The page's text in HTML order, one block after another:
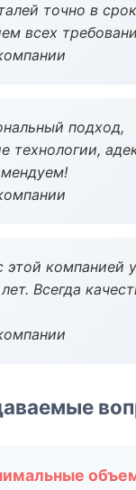
точно в
всех
подход,
технологии,
этой компанией
Всегда